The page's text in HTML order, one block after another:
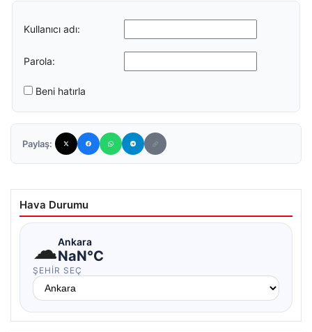
Kullanıcı adı:
Parola:
Beni hatırla
Paylaş:
Hava Durumu
☁Ankara
NaN°C
ŞEHIR SEÇ